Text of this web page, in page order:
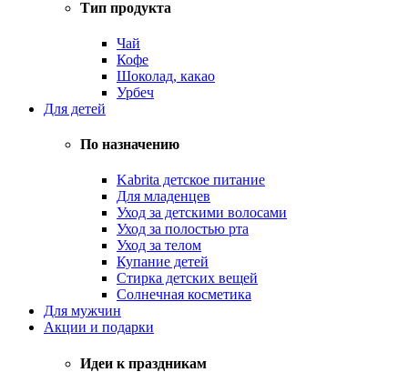
Тип продукта
Чай
Кофе
Шоколад, какао
Урбеч
Для детей
По назначению
Kabrita детское питание
Для младенцев
Уход за детскими волосами
Уход за полостью рта
Уход за телом
Купание детей
Стирка детских вещей
Солнечная косметика
Для мужчин
Акции и подарки
Идеи к праздникам